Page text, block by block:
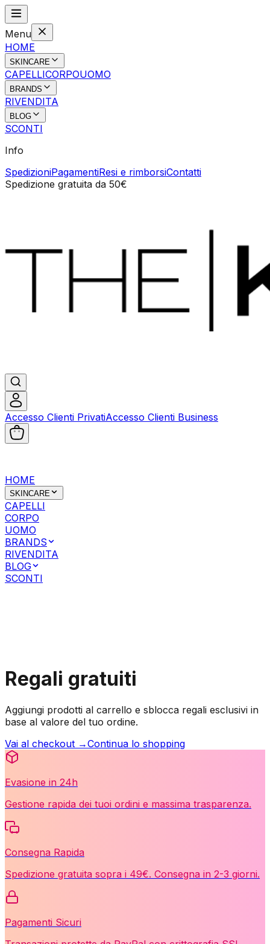
Menu
HOME
SKINCARE
CAPELLICORPOUOMO
BRANDS
RIVENDITA
BLOG
SCONTI
Info
SpedizioniPagamentiResi e rimborsiContatti
Spedizione gratuita da 50€
Accesso Clienti PrivatiAccesso Clienti Business
HOME
SKINCARE
CAPELLI
CORPO
UOMO
BRANDS
RIVENDITA
BLOG
SCONTI
Regali gratuiti
Aggiungi prodotti al carrello e sblocca regali esclusivi in
base al valore del tuo ordine.
Vai al checkout →Continua lo shopping
Evasione in 24h
Gestione rapida dei tuoi ordini e massima trasparenza.
Consegna Rapida
Spedizione gratuita sopra i 49€. Consegna in 2-3 giorni.
Pagamenti Sicuri